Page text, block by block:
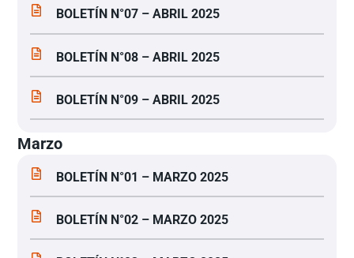
BOLETÍN N°07 – ABRIL 2025
BOLETÍN N°08 – ABRIL 2025
BOLETÍN N°09 – ABRIL 2025
Marzo
BOLETÍN N°01 – MARZO 2025
BOLETÍN N°02 – MARZO 2025